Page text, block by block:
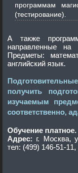
программам
(тестирование).
А также
направленные на подготовку к сдаче ЕГЭ и
Предметы: математика,
английский язык.
Подготовительные
получить
изучаемым предметам, повысить уровень знаний и,
Обучение платное.
Адрес: г. Москва,
тел: (499) 146-51-